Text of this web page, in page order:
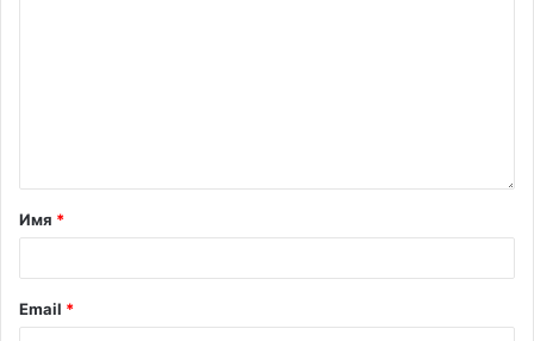
Имя *
Email *